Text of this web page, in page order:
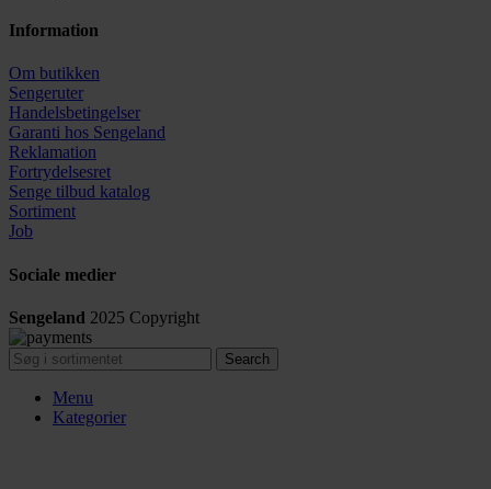
Information
Om butikken
Sengeruter
Handelsbetingelser
Garanti hos Sengeland
Reklamation
Fortrydelsesret
Senge tilbud katalog
Sortiment
Job
Sociale medier
Sengeland 2025 Copyright
Search
Menu
Kategorier